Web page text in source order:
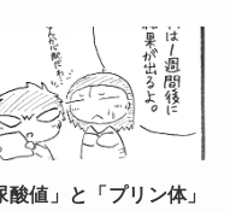
酸値」と「プリン体」